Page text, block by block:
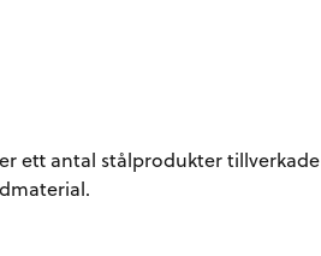
ett antal stålprodukter tillverkade